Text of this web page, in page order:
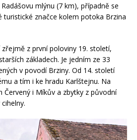
mlýnu (7 km), případně se
turistické značce kolem potoka Brzina
z první poloviny 19. století,
základech. Je jedním ze 33
v povodí Brziny. Od 14. století
a tím i ke hradu Karlštejnu. Na
Červený i Míkův a zbytky z původní